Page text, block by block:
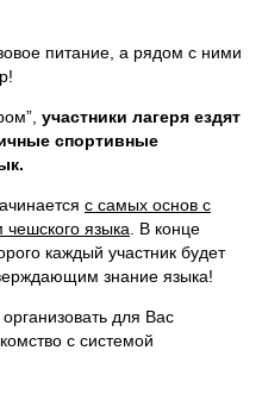
питание, а рядом с ними
участники лагеря ездят
спортивные
с самых основ с
языка . В конце
каждый участник будет
знание языка!
для Вас
с системой